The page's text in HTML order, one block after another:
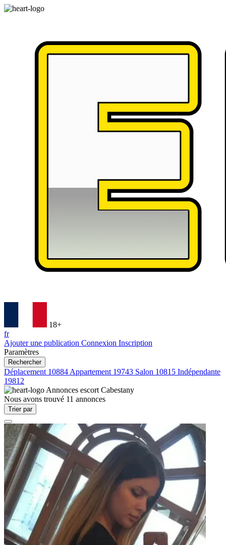
18+
fr
Ajouter une publication Connexion Inscription
Paramètres
Rechercher
Déplacement 10884 Appartement 19743 Salon 10815 Indépendante
19812
Annonces escort Cabestany
Nous avons trouvé 11 annonces
Trier par